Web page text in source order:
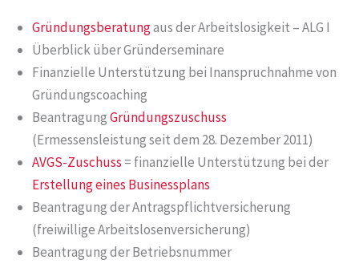
Gründungsberatungaus der Arbeitslosigkeit – ALG I
Überblick über Gründerseminare
Finanzielle Unterstützung bei Inanspruchnahme von
Gründungscoaching
BeantragungGründungszuschuss
(Ermessensleistung seit dem 28. Dezember 2011)
AVGS-Zuschuss = finanzielle Unterstützung bei der
Erstellung eines Businessplans
Beantragung der Antragspflichtversicherung
(freiwillige Arbeitslosenversicherung)
Beantragung der Betriebsnummer